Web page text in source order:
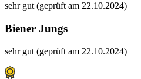
sehr gut (geprüft am 22.10.2024)
Biener Jungs
sehr gut (geprüft am 22.10.2024)